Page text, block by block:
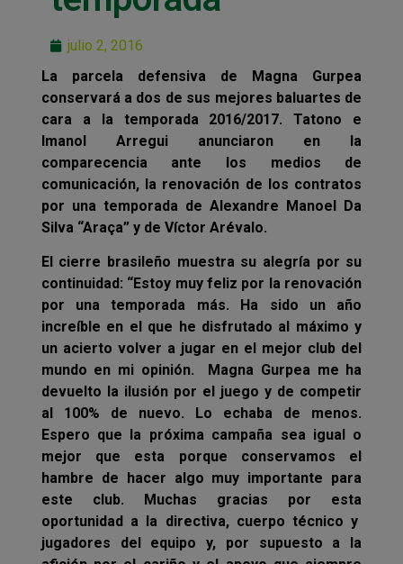
julio 2, 2016
La parcela defensiva de Magna Gurpea
conservará a dos de sus mejores baluartes de
cara a la temporada 2016/2017. Tatono e
Imanol Arregui anunciaron en la
comparecencia ante los medios de
comunicación, la renovación de los contratos
por una temporada de Alexandre Manoel Da
Silva “Araça” y de Víctor Arévalo.
El cierre brasileño muestra su alegría por su
continuidad: “Estoy muy feliz por la renovación
por una temporada más. Ha sido un año
increíble en el que he disfrutado al máximo y
un acierto volver a jugar en el mejor club del
mundo en mi opinión. Magna Gurpea me ha
devuelto la ilusión por el juego y de competir
al 100% de nuevo. Lo echaba de menos.
Espero que la próxima campaña sea igual o
mejor que esta porque conservamos el
hambre de hacer algo muy importante para
este club. Muchas gracias por esta
oportunidad a la directiva, cuerpo técnico y
jugadores del equipo y, por supuesto a la